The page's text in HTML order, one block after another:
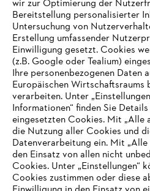
Häufig gestellte Fragen
Support
Datenschutz Impressum
IHR BROWSER
UNTERSTÜTZT
wir zur Optimierung der
Bereitstellung personalisierter
Untersuchung von
Erstellung umfassender
Einwilligung gesetzt. Cookies
(z.B. Google oder Tealium)
Ihre personenbezogenen Daten
Europäischen Wirtschaftsraums
verarbeiten. Unter
Informationen“ finden Sie
eingesetzten Cookies. Mit „Alle
die Nutzung aller Cookies und
Datenverarbeitung ein. Mit „Alle
den Einsatz von allen nicht
Cookies. Unter „Einstellungen“
Cookies zustimmen oder diese